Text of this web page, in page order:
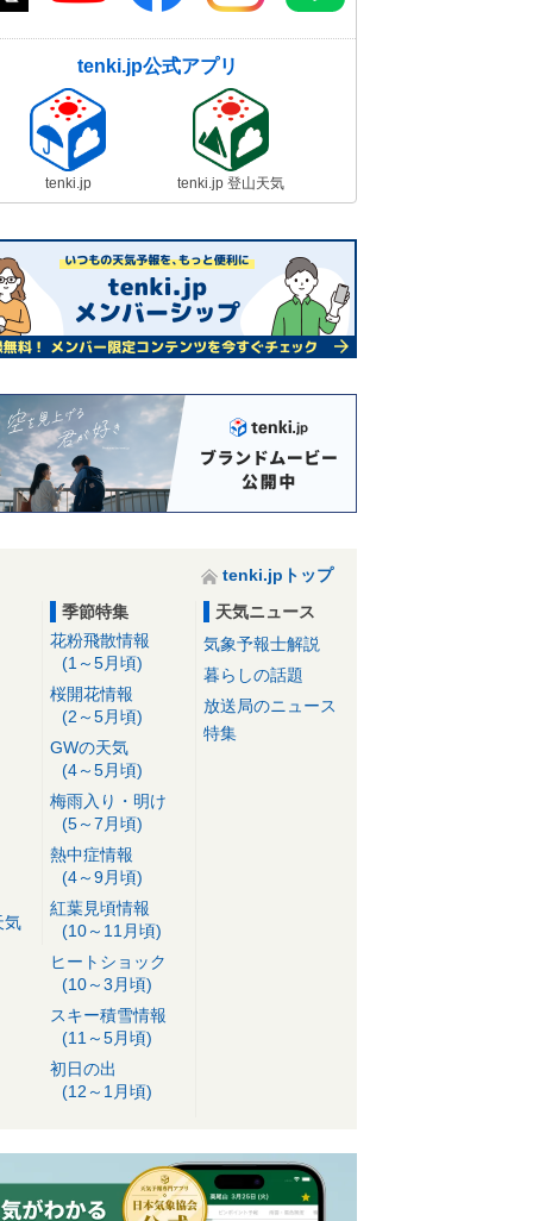
tenki.jp公式アプリ
tenki.jp tenki.jp 登山天気
tenki.jpトップ
気
季節特集
花粉飛散情報
(1～5月頃)
桜開花情報
(2～5月頃)
GWの天気
(4～5月頃)
梅雨入り・明け
(5～7月頃)
熱中症情報
(4～9月頃)
紅葉見頃情報
(10～11月頃)
ヒートショック
(10～3月頃)
スキー積雪情報
(11～5月頃)
初日の出
(12～1月頃)
天気ニュース
気象予報士解説
暮らしの話題
放送局のニュース
特集